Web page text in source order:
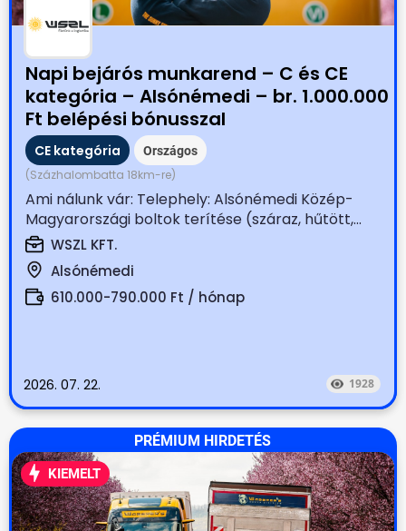
Napi bejárós munkarend – C és CE
kategória – Alsónémedi – br. 1.000.000
Ft belépési bónusszal
CE kategória Országos
(Százhalombatta 18km-re)
Ami nálunk vár: Telephely: Alsónémedi Közép-
Magyarországi boltok terítése (száraz, hűtött,...
WSZL KFT.
Alsónémedi
610.000-790.000 Ft / hónap
2026. 07. 22. 1928
PRÉMIUM HIRDETÉS
KIEMELT